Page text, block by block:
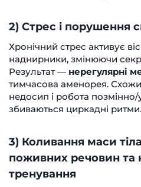
2) Стрес і порушення
Хронічний стрес активує
наднирники, змінюючи
Результат — нерегулярні
тимчасова аменорея.
недосип і робота позмінно/
збиваються циркадні ритми.
3) Коливання маси
поживних речовин та
тренування